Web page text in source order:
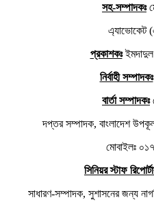
সহ-সম্পাদকঃ
এ্যাভোকেট
প্রকাশকঃ
নির্বাহী সম্পাদকঃ
বার্তা সম্পাদকঃ
দপ্তর সম্পাদক, বাংলাদেশ
মোবাইলঃ
সিনিয়র স্টাফ
সাধারণ-সম্পাদক, সুশাসনের জন্য